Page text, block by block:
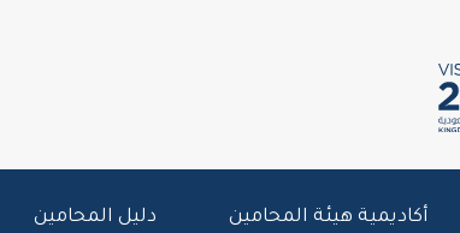
أكاديمية هيئة المحامين دليل المحامين